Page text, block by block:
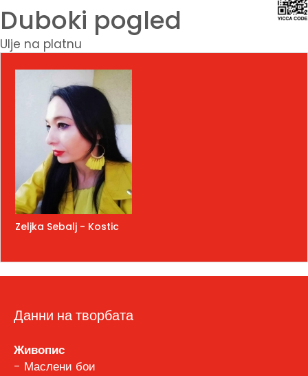
Duboki pogled
Ulje na platnu
Zeljka Sebalj - Kostic
Данни на творбата
Живопис
- Маслени бои